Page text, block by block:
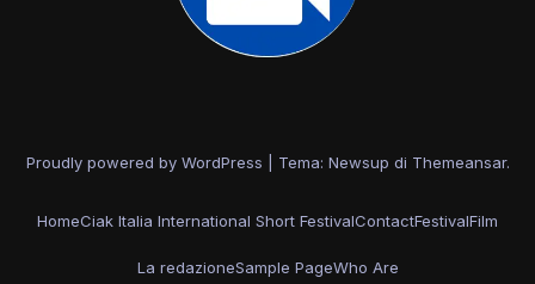
Proudly powered by WordPress Tema: Newsup di Themeansar.
HomeCiak Italia International Short FestivalContactFestivalFilm
La redazioneSample PageWho Are